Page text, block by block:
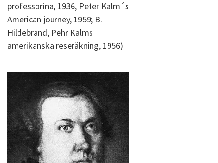
professorina, 1936, Peter Kalm´s
American journey, 1959; B.
Hildebrand, Pehr Kalms
amerikanska reseräkning, 1956)